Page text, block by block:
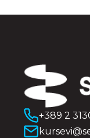
+389 2